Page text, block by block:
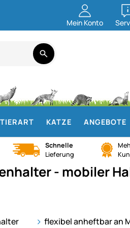
Mein Konto
TIERART KATZE ANGEBOTE
Schnelle
Lieferung
- mobiler
flexibel anheftbar an